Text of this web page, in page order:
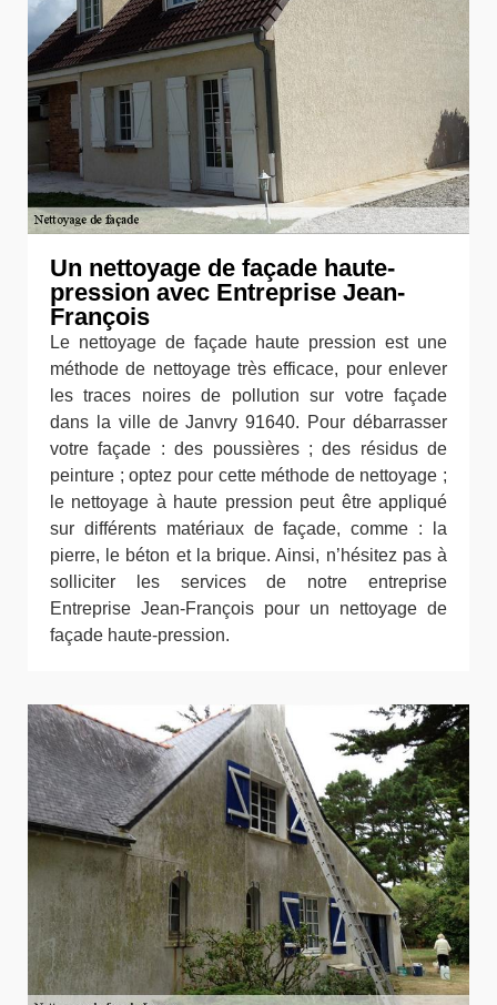
Un nettoyage de façade haute-
pression avec Entreprise Jean-
François
Le nettoyage de façade haute pression est une
méthode de nettoyage très efficace, pour enlever
les traces noires de pollution sur votre façade
dans la ville de Janvry 91640. Pour débarrasser
votre façade : des poussières ; des résidus de
peinture ; optez pour cette méthode de nettoyage ;
le nettoyage à haute pression peut être appliqué
sur différents matériaux de façade, comme : la
pierre, le béton et la brique. Ainsi, n’hésitez pas à
solliciter les services de notre entreprise
Entreprise Jean-François pour un nettoyage de
façade haute-pression.